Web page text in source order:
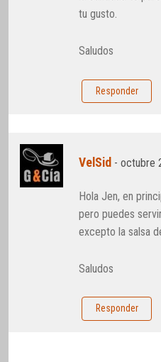
tu gusto.
Saludos
Responder
VelSid -octubre
Hola Jen, en
pero puedes
excepto la salsa
Saludos
Responder